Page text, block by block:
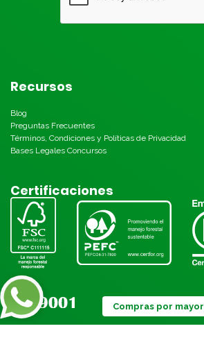
Recursos
Blog
Preguntas Frecuentes
Términos, Condiciones y Políticas de Privacidad
Bases Legales Concursos
Certificaciones
Compras por mayor